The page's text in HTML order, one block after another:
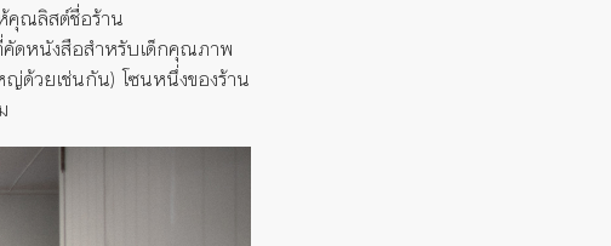
คุณลิสต์ชื่อร้าน
ดหนังสือสำหรับเด็กคุณภาพ
ด้วยเช่นกัน) โซนหนึ่งของร้าน